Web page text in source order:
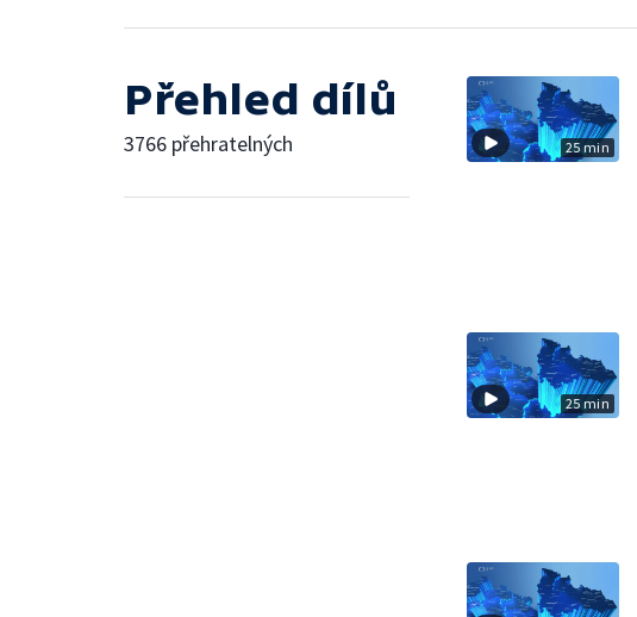
Přehled dílů
3766 přehratelných 25 min
25 min